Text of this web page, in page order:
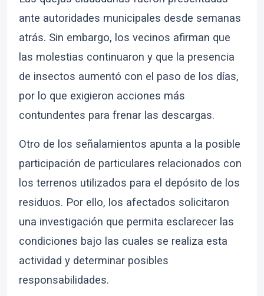
ante autoridades municipales desde semanas
atrás. Sin embargo, los vecinos afirman que
las molestias continuaron y que la presencia
de insectos aumentó con el paso de los días,
por lo que exigieron acciones más
contundentes para frenar las descargas.
Otro de los señalamientos apunta a la posible
participación de particulares relacionados con
los terrenos utilizados para el depósito de los
residuos. Por ello, los afectados solicitaron
una investigación que permita esclarecer las
condiciones bajo las cuales se realiza esta
actividad y determinar posibles
responsabilidades.